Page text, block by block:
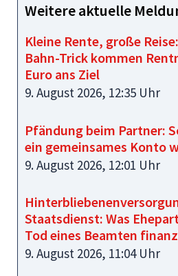
Weitere aktuelle
Kleine Rente, große
Bahn-Trick kommen
Euro ans Ziel
9. August 2026, 12:35 Uhr
Pfändung beim Partner:
ein gemeinsames Konto
9. August 2026, 12:01 Uhr
Staatsdienst: Was
Tod eines Beamten
9. August 2026, 11:04 Uhr